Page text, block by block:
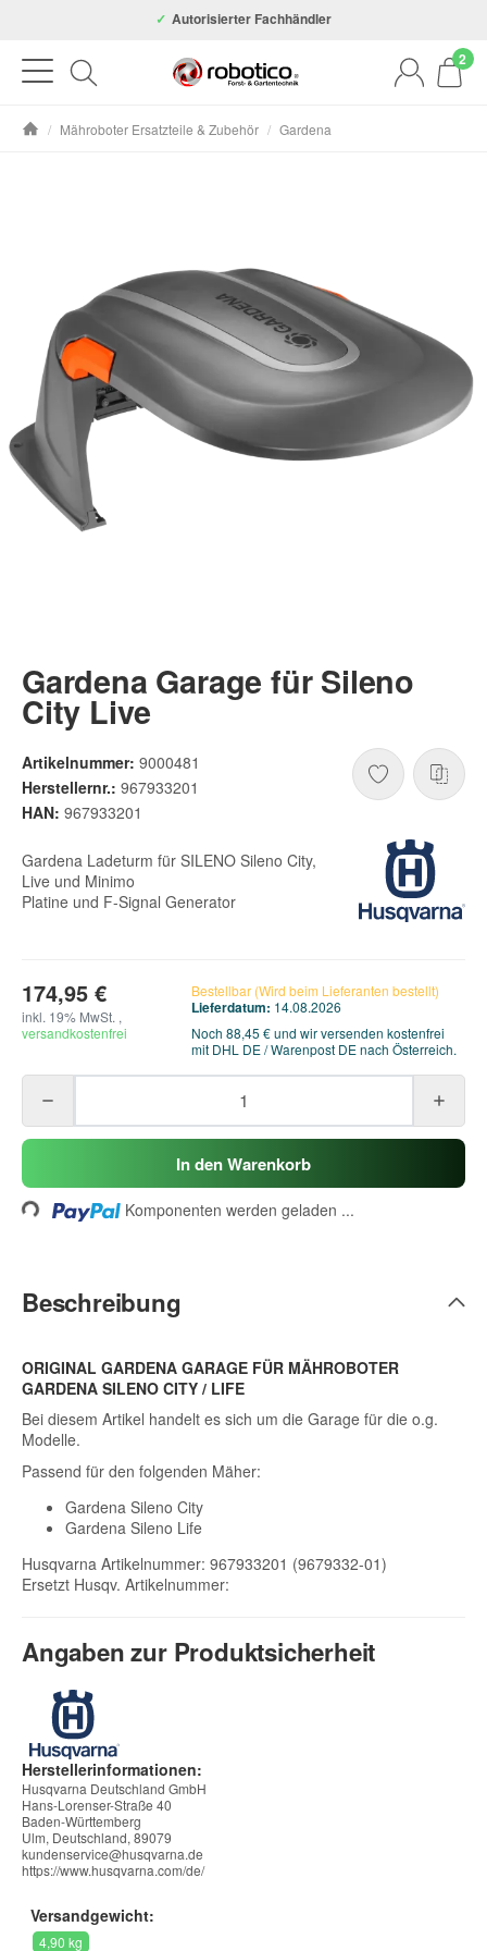
Autorisierter Fachhändler
2
/ Mähroboter Ersatzteile & Zubehör / Gardena
Gardena Garage für Sileno
City Live
Artikelnummer: 9000481
Herstellernr.: 967933201
HAN: 967933201
Gardena Ladeturm für SILENO Sileno City,
Live und Minimo
Platine und F-Signal Generator
174,95 €
inkl. 19% MwSt. ,
versandkostenfrei
Bestellbar (Wird beim Lieferanten bestellt)
Lieferdatum: 14.08.2026
Noch 88,45 € und wir versenden kostenfrei
mit DHL DE / Warenpost DE nach Österreich.
In den Warenkorb
Loading... Komponenten werden geladen ...
Beschreibung
ORIGINAL GARDENA GARAGE FÜR MÄHROBOTER
GARDENA SILENO CITY / LIFE
Bei diesem Artikel handelt es sich um die Garage für die o.g.
Modelle.
Passend für den folgenden Mäher:
Gardena Sileno City
Gardena Sileno Life
Husqvarna Artikelnummer: 967933201 (9679332-01)
Ersetzt Husqv. Artikelnummer:
Angaben zur Produktsicherheit
Herstellerinformationen:
Husqvarna Deutschland GmbH
Hans-Lorenser-Straße 40
Baden-Württemberg
Ulm, Deutschland, 89079
kundenservice@husqvarna.de
https://www.husqvarna.com/de/
Versandgewicht:
4,90 kg